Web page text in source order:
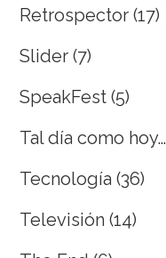
Retrospector (17)
Slider (7)
SpeakFest (5)
Tal día como hoy…
Tecnología (36)
Televisión (14)